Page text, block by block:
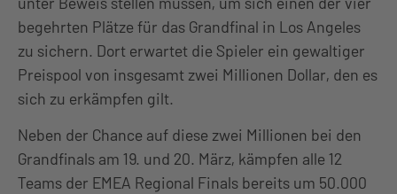
begehrten Plätze für das Grandfinal in Los Angeles
zu sichern. Dort erwartet die Spieler ein gewaltiger
Preispool von insgesamt zwei Millionen Dollar, den es
sich zu erkämpfen gilt.
Neben der Chance auf diese zwei Millionen bei den
Grandfinals am 19. und 20. März, kämpfen alle 12
Teams der EMEA Regional Finals bereits um 50.000